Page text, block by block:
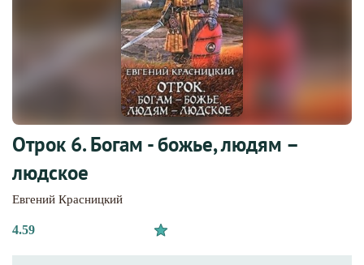
Отрок 6. Богам - божье, людям –
людское
Евгений Красницкий
4.59